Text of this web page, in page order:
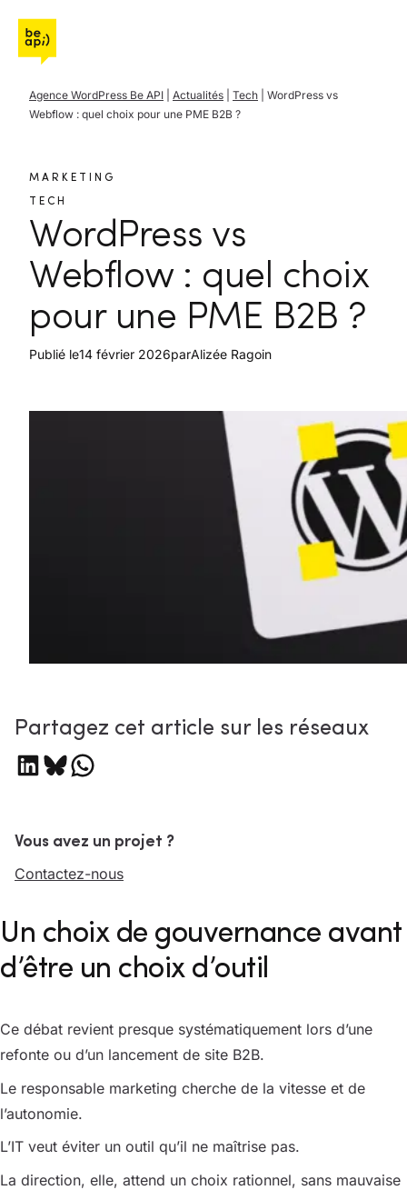
Agence WordPress Be API Actualités Tech
WordPress vs
Webflow : quel choix pour une PME B2B ?
MARKETING
TECH
WordPress vs
Webflow : quel choix
pour une PME B2B ?
Publié le14 février 2026parAlizée Ragoin
Un choix de gouvernance avant
d’être un choix d’outil
Ce débat revient presque systématiquement lors d’une
refonte ou d’un lancement de site B2B.
Le responsable marketing cherche de la vitesse et de
l’autonomie.
L’IT veut éviter un outil qu’il ne maîtrise pas.
La direction, elle, attend un choix rationnel, sans mauvaise
Partagez cet article sur les réseaux
Partager sur LinkedIn Partager sur Bluesky Partager sur WhatsApp
Vous avez un projet ?
Contactez-nous